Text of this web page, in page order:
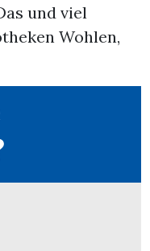
und viel
Wohlen,